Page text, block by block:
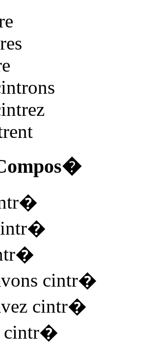
e
es
e
ons
ez
ent
�
�
�
cintr�
cintr�
cintr�